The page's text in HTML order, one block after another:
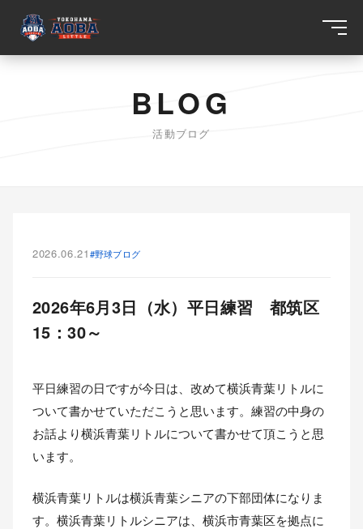
BLOG
活動ブログ
2026.06.21#野球ブログ
2026年6月3日（水）平日練習 都筑区
15：30～
平日練習の日ですが今日は、改めて横浜青葉リトルに
ついて書かせていただこうと思います。練習の中身の
お話より横浜青葉リトルについて書かせて頂こうと思
います。
横浜青葉リトルは横浜青葉シニアの下部団体になりま
す。横浜青葉リトルシニアは、横浜市青葉区を拠点に